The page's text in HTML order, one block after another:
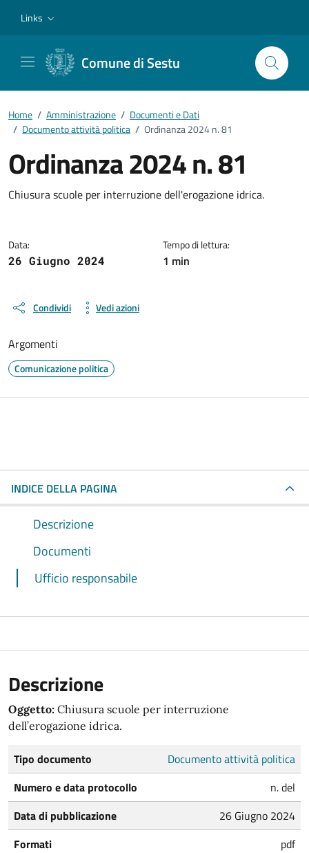
Links
Comune di Sestu
Home / Amministrazione / Documenti e Dati
/ Documento attività politica / Ordinanza 2024 n. 81
Ordinanza 2024 n. 81
Dettagli del documento
Chiusura scuole per interruzione dell'erogazione idrica.
Data:
26 Giugno 2024
Tempo di lettura:
1 min
Condividi Vedi azioni
Argomenti
Comunicazione politica
INDICE DELLA PAGINA
Descrizione
Documenti
Ufficio responsabile
Descrizione
Oggetto: Chiusura scuole per interruzione
dell’erogazione idrica.
Tipo documento
Documento attività politica
Numero e data protocollo
n. del
Data di pubblicazione
26 Giugno 2024
Formati
pdf